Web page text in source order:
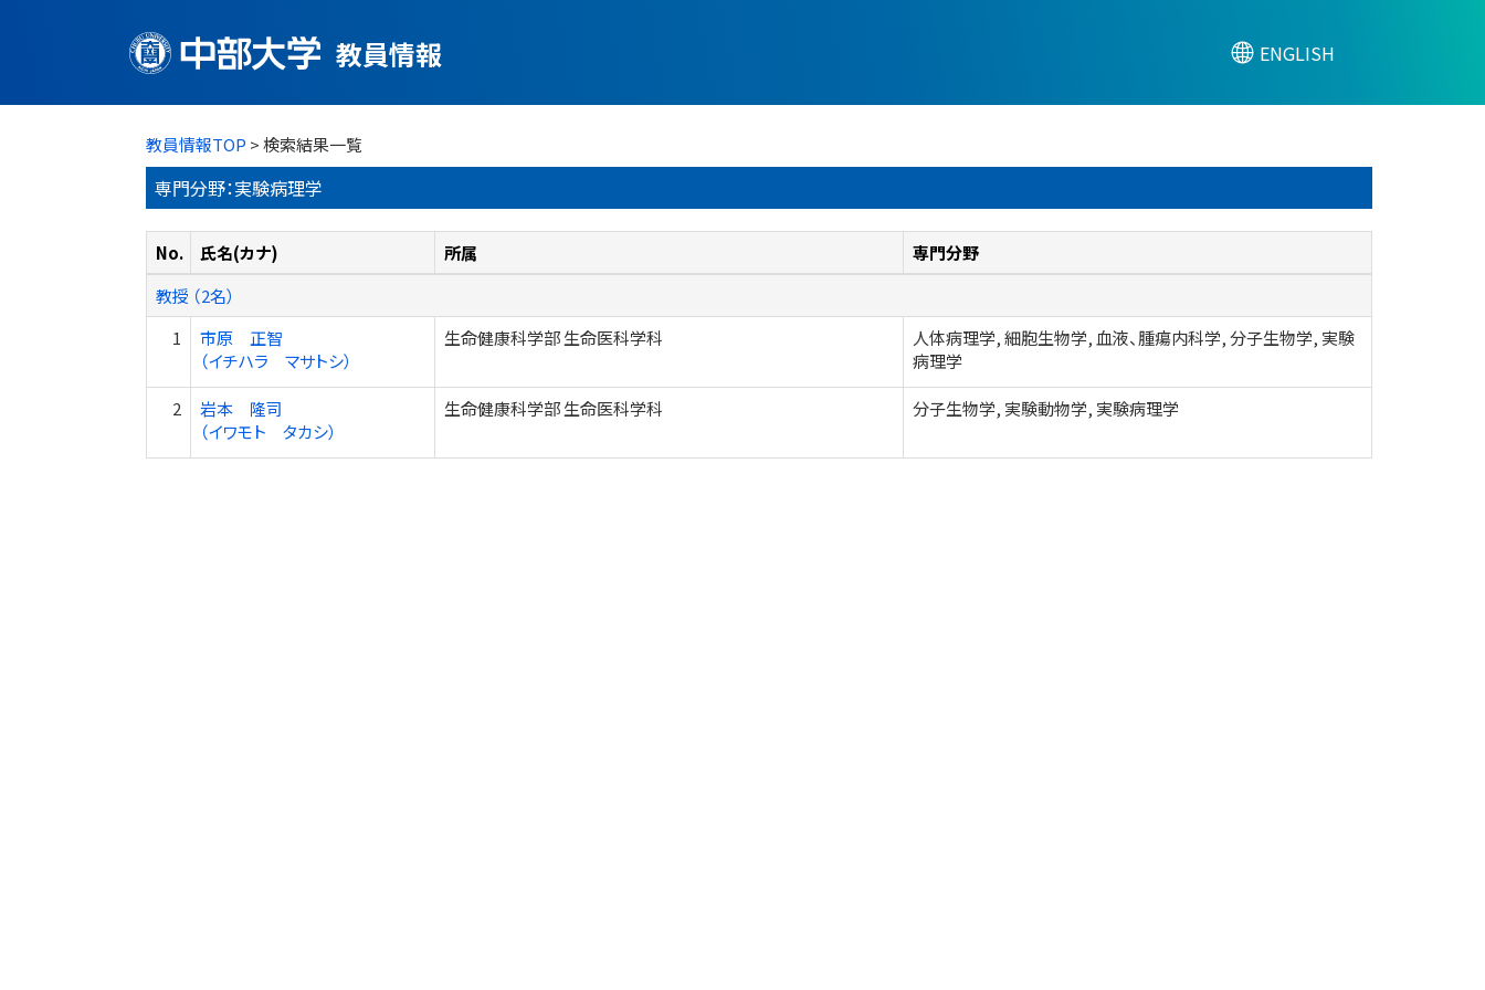
教員情報 ENGLISH
教員情報TOP > 検索結果一覧
専門分野：実験病理学
No. 氏名(カナ) 所属
専門分野
教授 （2名）
1
市原 正智
（イチハラ マサトシ）
生命健康科学部 生命医科学科
人体病理学, 細胞生物学, 血液、腫瘍内科学, 分子生物学, 実験
病理学
2
岩本 隆司
（イワモト タカシ）
生命健康科学部 生命医科学科 分子生物学, 実験動物学, 実験病理学